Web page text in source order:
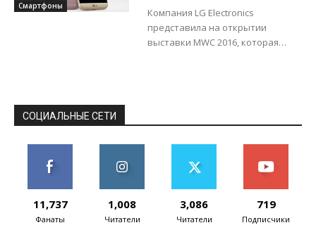
Смартфоны
Компания LG Electronics
представила на открытии
выставки MWC 2016, которая
СОЦИАЛЬНЫЕ СЕТИ
11,737
Фанаты
1,008
Читатели
3,086
Читатели
719
Подписчики